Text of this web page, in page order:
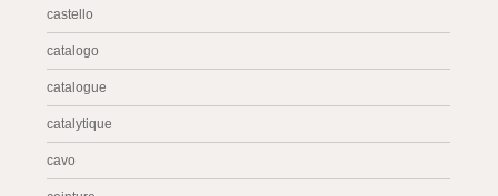
castello
catalogo
catalogue
catalytique
cavo